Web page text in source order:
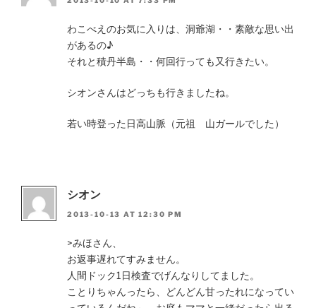
わこべえのお気に入りは、洞爺湖・・素敵な思い出
があるの♪
それと積丹半島・・何回行っても又行きたい。
シオンさんはどっちも行きましたね。
若い時登った日高山脈（元祖 山ガールでした）
シオン
2013-10-13 AT 12:30 PM
>みほさん、
お返事遅れてすみません。
人間ドック1日検査でげんなりしてました。
ことりちゃんったら、どんどん甘ったれになってい